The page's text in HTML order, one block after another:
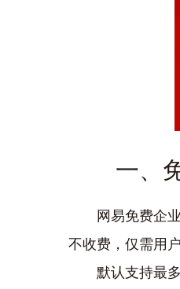
一、
网易免费企
不收费‌，仅需用
默认支持最